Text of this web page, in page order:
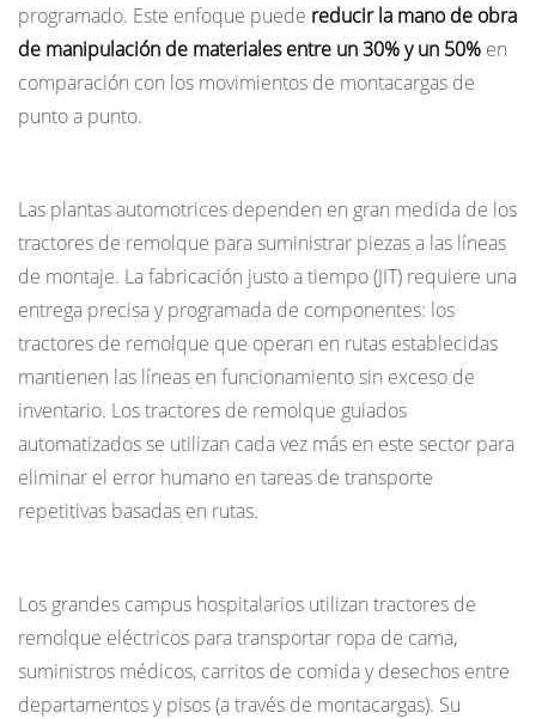
programado. Este enfoque puede reducir la mano de obra
de manipulación de materiales entre un 30% y un 50% en
comparación con los movimientos de montacargas de
punto a punto.
Las plantas automotrices dependen en gran medida de los
tractores de remolque para suministrar piezas a las líneas
de montaje. La fabricación justo a tiempo (JIT) requiere una
entrega precisa y programada de componentes: los
tractores de remolque que operan en rutas establecidas
mantienen las líneas en funcionamiento sin exceso de
inventario. Los tractores de remolque guiados
automatizados se utilizan cada vez más en este sector para
eliminar el error humano en tareas de transporte
repetitivas basadas en rutas.
Los grandes campus hospitalarios utilizan tractores de
remolque eléctricos para transportar ropa de cama,
suministros médicos, carritos de comida y desechos entre
departamentos y pisos (a través de montacargas). Su